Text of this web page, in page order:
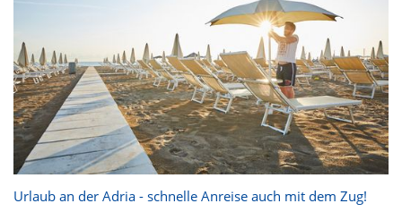
Urlaub an der Adria - schnelle Anreise auch mit dem Zug!